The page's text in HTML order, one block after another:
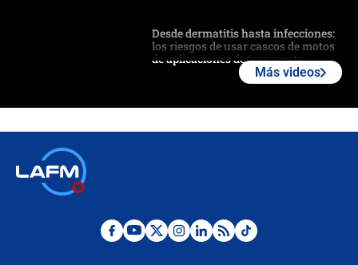
Desde dermatitis hasta infecciones:
los riesgos de usar cascos de motos
de aplicaciones de transporte
Posesión de Abelardo De La Espriella
Más videos